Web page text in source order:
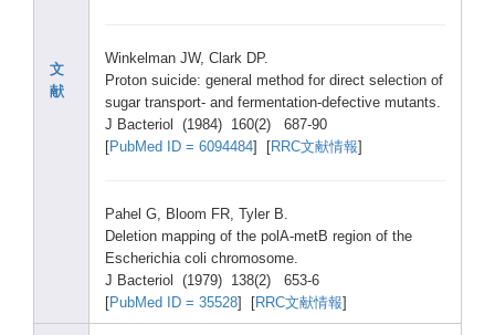
文
献
Winke lman JW, Clark DP.
Proton suicide: general method for direct selection of
sugar transport- and fermentation-defective mutants.
J Bacteriol (1984) 160(2) 687-90
PubMed ID = 6094484 RRC文献情報
Pahel G, Bloom FR, Tyler B.
Deletion mapping of the polA-metB region of the
Escherichia coli chromosome.
J Bacteriol (1979) 138(2) 653-6
PubMed ID = 35528 RRC文献情報